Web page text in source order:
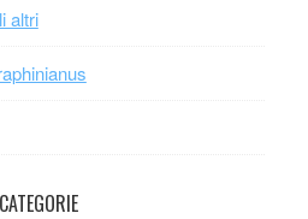
altri
CATEGORIE